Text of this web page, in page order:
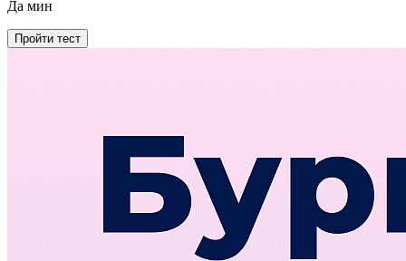
Да мин
Пройти тест